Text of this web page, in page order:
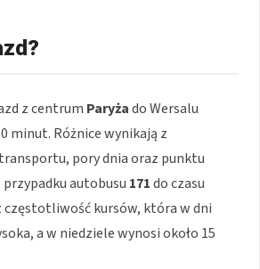
z centrum Paryżado Wersalu
minut. Różnice wynikają z
pory dnia oraz punktu
autobusu 171do czasu
częstotliwość kursów, która w dni
a w niedziele wynosi około 15